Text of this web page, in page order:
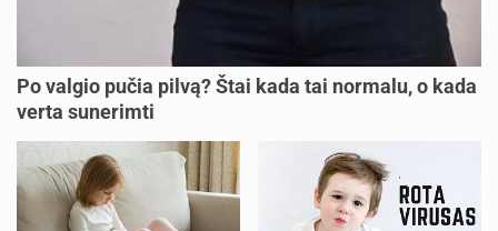
Po valgio pučia pilvą? Štai kada tai normalu, o kada
verta sunerimti